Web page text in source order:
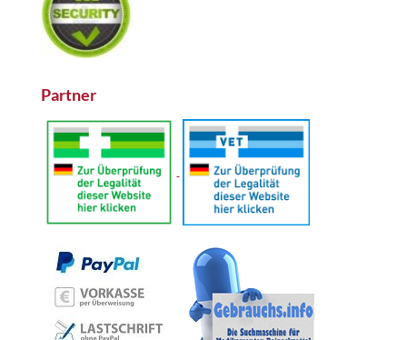
Partner